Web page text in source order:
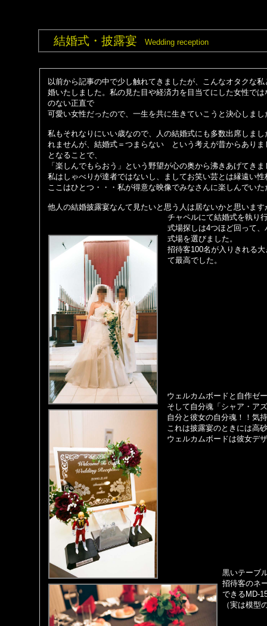
以前から記事の中で少し触れてきましたが、こんなオタクな
婚いたしました。私の見た目や経済力を目当てにした女性で
のない正直で
可愛い女性だったので、一生を共に生きていこうと決心しまし
私もそれなりにいい歳なので、人の結婚式にも多数出席しま
れませんが、結婚式＝つまらない という考えが昔からありま
となることで、
「楽しんでもらおう」という野望が心の奥から沸きあげてき
私はしゃべりが達者ではないし、ましてお笑い芸とは縁遠い性
ここはひとつ・・・私が得意な映像でみなさんに楽しんでい
他人の結婚披露宴なんて見たいと思う人は居ないかと思いま
チャペルにて結婚式を執り
式場探しは4つほど回って
式場を選びました。
招待客100名が入りきれる
て最高でした。
黒いテーブ
招待客のネ
できるMD-
（実は模型
結婚式・披露宴 Wedding reception
ウェルカムボードと 自作ゼ
そして自分魂「シャア・ア
自分と彼女の自分魂！！気
これは披露宴のときには高
ウェルカムボードは彼女デ